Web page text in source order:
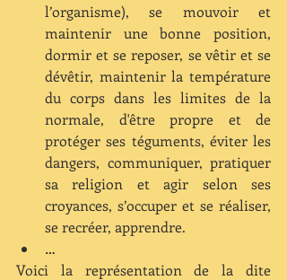
l’organisme), se mouvoir et
maintenir une bonne position,
dormir et se reposer, se vêtir et se
dévêtir, maintenir la température
du corps dans les limites de la
normale, d'être propre et de
protéger ses téguments, éviter les
dangers, communiquer, pratiquer
sa religion et agir selon ses
croyances, s’occuper et se réaliser,
se recréer, apprendre.
…
Voici la représentation de la dite